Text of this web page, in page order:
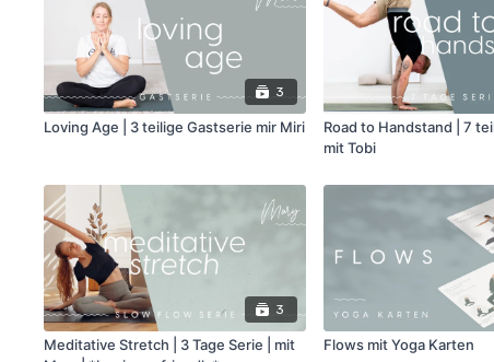
3
Loving Age | 3 teilige Gastserie mir Miri
Road to Handstand | 7
mit Tobi
3
Meditative Stretch | 3 Tage Serie | mit
Flows mit Yoga Karten